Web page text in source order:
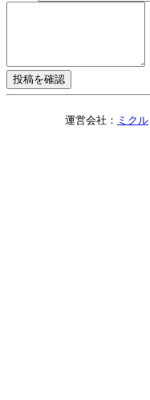
運営会社： ミクル